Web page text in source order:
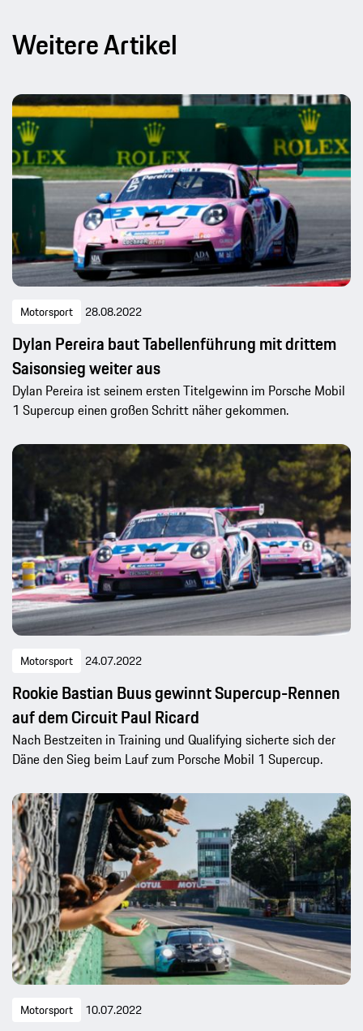
Weitere Artikel
Motorsport 28.08.2022
Dylan Pereira baut Tabellenführung mit drittem
Saisonsieg weiter aus
Dylan Pereira ist seinem ersten Titelgewinn im Porsche Mobil
1 Supercup einen großen Schritt näher gekommen.
Motorsport 24.07.2022
Rookie Bastian Buus gewinnt Supercup-Rennen
auf dem Circuit Paul Ricard
Nach Bestzeiten in Training und Qualifying sicherte sich der
Däne den Sieg beim Lauf zum Porsche Mobil 1 Supercup.
Motorsport 10.07.2022